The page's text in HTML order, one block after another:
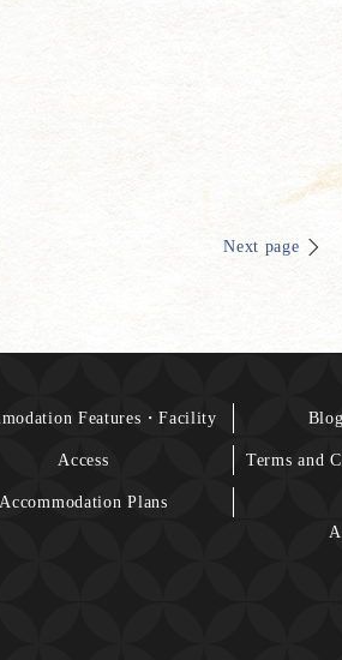
Next page
Features・Facility
Access
Accommodation Plans
Terms and